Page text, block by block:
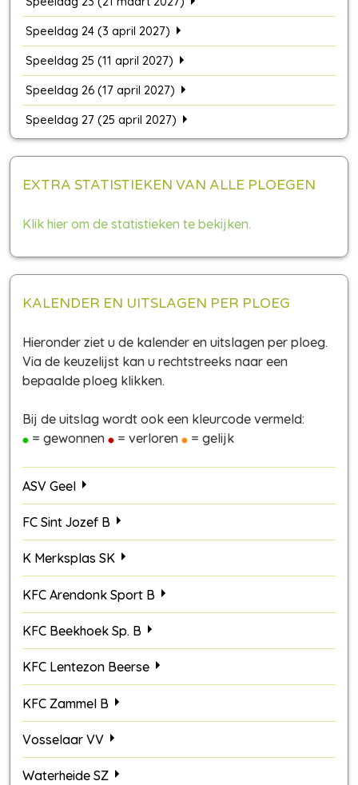
Speeldag 24 (3 april 2027)
Speeldag 25 (11 april 2027)
Speeldag 26 (17 april 2027)
Speeldag 27 (25 april 2027)
EXTRA STATISTIEKEN VAN ALLE PLOEGEN
Klik hier om de statistieken te bekijken.
KALENDER EN UITSLAGEN PER PLOEG
Hieronder ziet u de kalender en uitslagen per ploeg.
Via de keuzelijst kan u rechtstreeks naar een
bepaalde ploeg klikken.
Bij de uitslag wordt ook een kleurcode vermeld:
= gewonnen
= verloren = gelijk
ASV Geel
FC Sint Jozef B
K Merksplas SK
KFC Arendonk Sport B
KFC Beekhoek Sp. B
KFC Lentezon Beerse
KFC Zammel B
Vosselaar VV
Waterheide SZ